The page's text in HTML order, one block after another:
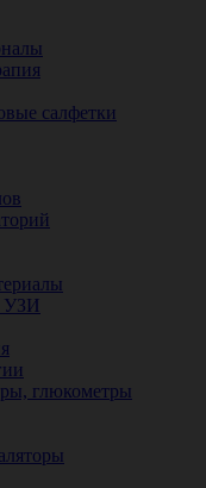
салфетки
УЗИ
глюкометры